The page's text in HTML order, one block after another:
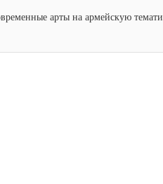
арты на армейскую